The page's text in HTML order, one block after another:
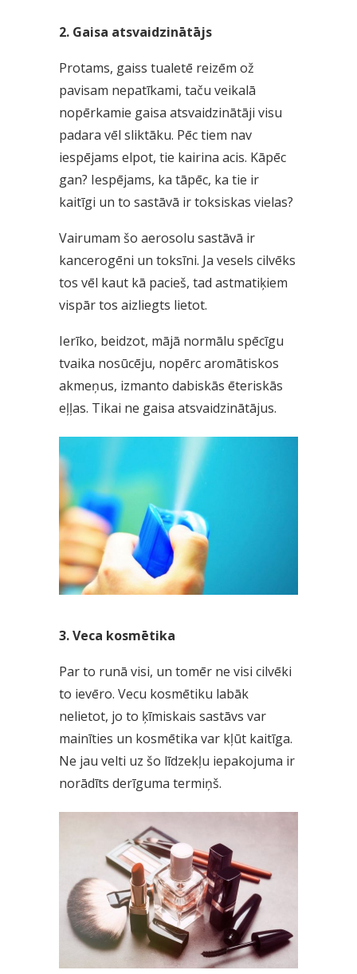
2. Gaisa atsvaidzinātājs
Protams, gaiss tualetē reizēm ož
pavisam nepatīkami, taču veikalā
nopērkamie gaisa atsvaidzinātāji visu
padara vēl sliktāku. Pēc tiem nav
iespējams elpot, tie kairina acis. Kāpēc
gan? Iespējams, ka tāpēc, ka tie ir
kaitīgi un to sastāvā ir toksiskas vielas?
Vairumam šo aerosolu sastāvā ir
kancerogēni un toksīni. Ja vesels cilvēks
tos vēl kaut kā pacieš, tad astmatiķiem
vispār tos aizliegts lietot.
Ierīko, beidzot, mājā normālu spēcīgu
tvaika nosūcēju, nopērc aromātiskos
akmeņus, izmanto dabiskās ēteriskās
eļļas. Tikai ne gaisa atsvaidzinātājus.
3. Veca kosmētika
Par to runā visi, un tomēr ne visi cilvēki
to ievēro. Vecu kosmētiku labāk
nelietot, jo to ķīmiskais sastāvs var
mainīties un kosmētika var kļūt kaitīga.
Ne jau velti uz šo līdzekļu iepakojuma ir
norādīts derīguma termiņš.